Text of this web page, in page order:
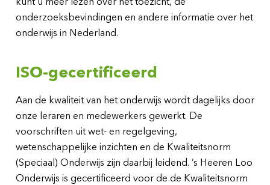
onderzoeksbevindingen en andere informatie over het
onderwijs in Nederland.
ISO-gecertificeerd
Aan de kwaliteit van het onderwijs wordt dagelijks door
onze leraren en medewerkers gewerkt. De
voorschriften uit wet- en regelgeving,
wetenschappelijke inzichten en de Kwaliteitsnorm
(Speciaal) Onderwijs zijn daarbij leidend. ’s Heeren Loo
Onderwijs is gecertificeerd voor de de Kwaliteitsnorm